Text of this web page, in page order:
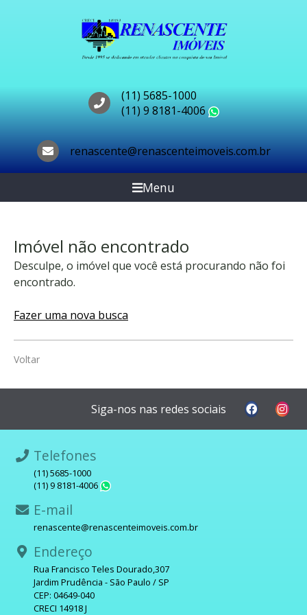
(11) 5685-1000
(11) 9 8181-4006
renascente@renascenteimoveis.com.br
Menu
Imóvel não encontrado
Desculpe, o imóvel que você está procurando não foi
encontrado.
Fazer uma nova busca
Voltar
Siga-nos nas redes sociais
Telefones
(11) 5685-1000
(11) 9 8181-4006
E-mail
renascente@renascenteimoveis.com.br
Endereço
Rua Francisco Teles Dourado,307
Jardim Prudência - São Paulo / SP
CEP: 04649-040
CRECI 14918 J